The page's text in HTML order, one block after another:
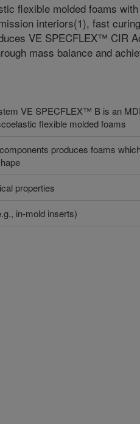
flexible molded foams
interiors(1), fast
VE SPECFLEX™ CIR
mass balance and
VE SPECFLEX™ B is an
flexible molded foams
produces foams
properties
in-mold inserts)